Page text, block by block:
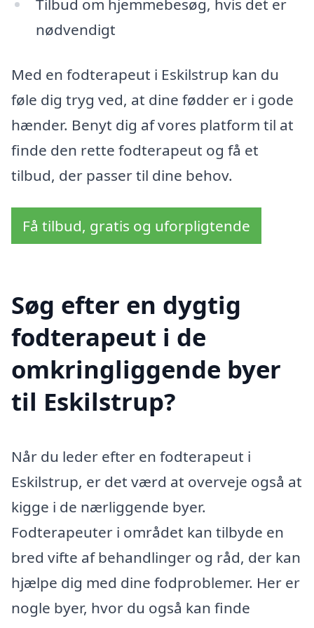
Tilbud om hjemmebesøg, hvis det er
nødvendigt
Med en fodterapeut i Eskilstrup kan du
føle dig tryg ved, at dine fødder er i gode
hænder. Benyt dig af vores platform til at
finde den rette fodterapeut og få et
tilbud, der passer til dine behov.
Få tilbud, gratis og uforpligtende
Søg efter en dygtig
fodterapeut i de
omkringliggende byer
til Eskilstrup?
Når du leder efter en fodterapeut i
Eskilstrup, er det værd at overveje også at
kigge i de nærliggende byer.
Fodterapeuter i området kan tilbyde en
bred vifte af behandlinger og råd, der kan
hjælpe dig med dine fodproblemer. Her er
nogle byer, hvor du også kan finde